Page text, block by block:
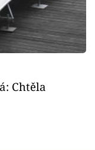
Chtěla